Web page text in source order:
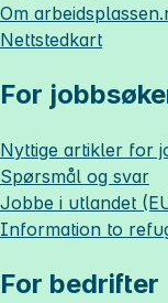
Om
Nettstedkart
For
Nyttige artikler for
Spørsmål og svar
Jobbe i utlandet
Information to
For bedrifter